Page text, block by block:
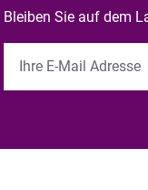
Bleiben Sie auf dem